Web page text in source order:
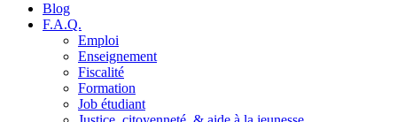
Blog
F.A.Q.
Emploi
Enseignement
Fiscalité
Formation
Job étudiant